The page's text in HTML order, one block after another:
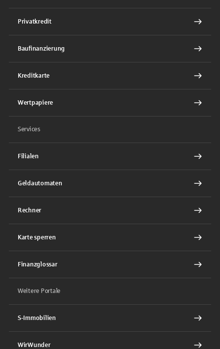
Privatkredit
Baufinanzierung
Kreditkarte
Wertpapiere
Services
Filialen
Geldautomaten
Rechner
Karte sperren
Finanzglossar
Weitere Portale
S-Immobilien
WirWunder